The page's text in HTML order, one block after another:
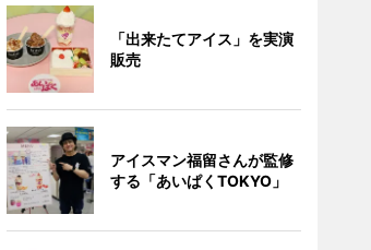
「出来たてアイス」を実演
販売
アイスマン福留さんが監修
する「あいぱくTOKYO」